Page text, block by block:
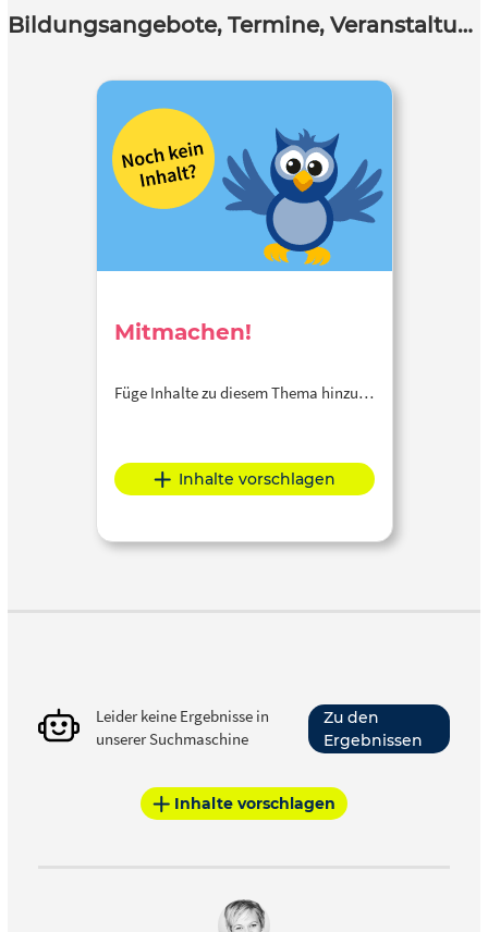
Bildungsangebote, Termine, Veranstaltungen
Mitmachen!
Füge Inhalte zu diesem Thema hinzu…
Inhalte vorschlagen
Leider keine Ergebnisse in
unserer Suchmaschine
Zu den
Ergebnissen
Inhalte vorschlagen